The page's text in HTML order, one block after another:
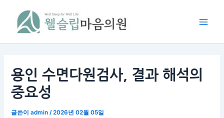
로
용인 수면다원검사, 결과 해석의
중요성
글쓴이admin/2026년 02월 05일